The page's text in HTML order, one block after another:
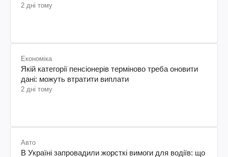
2 дні тому
Економіка
Якій категорії пенсіонерів терміново треба оновити
дані: можуть втратити виплати
2 дні тому
Авто
В Україні запровадили жорсткі вимоги для водіїв: що